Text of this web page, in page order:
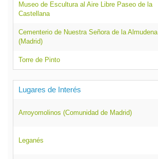
Museo de Escultura al Aire Libre Paseo de la
Castellana
Cementerio de Nuestra Señora de la Almudena
(Madrid)
Torre de Pinto
Lugares de Interés
Arroyomolinos (Comunidad de Madrid)
Leganés